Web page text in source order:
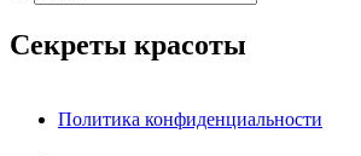
Секреты красоты
Политика конфиденциальности